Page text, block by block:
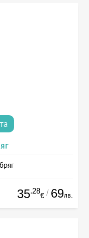
35.28
€ / 69лв.